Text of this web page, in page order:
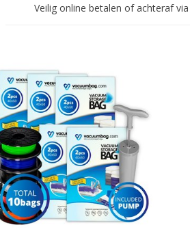
Veilig online betalen of achteraf